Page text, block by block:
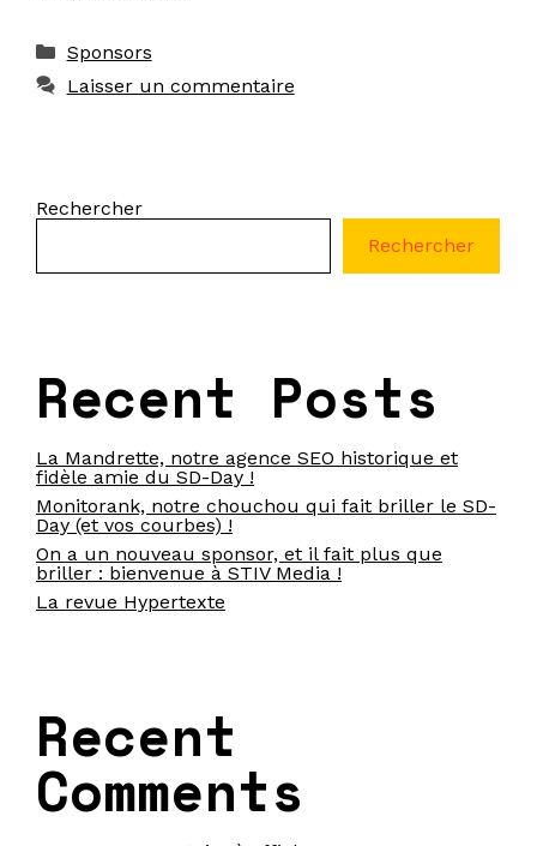
Catégories
Sponsors
Laisser un commentaire
Rechercher
Rechercher
Recent Posts
La Mandrette, notre agence SEO historique et
fidèle amie du SD-Day !
Monitorank, notre chouchou qui fait briller le SD-
Day (et vos courbes) !
On a un nouveau sponsor, et il fait plus que
briller : bienvenue à STIV Media !
La revue Hypertexte
Recent
Comments